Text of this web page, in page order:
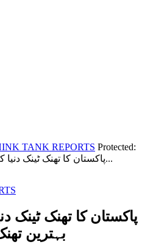
TANK REPORTS Protected:
پاکستان کا تھنک ٹینک دنیا کے 60 بہترین تھنک ٹینکس میں...
بہترین